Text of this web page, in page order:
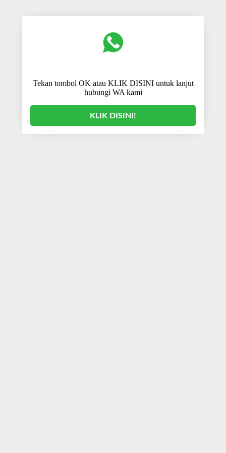
Tekan tombol OK atau KLIK DISINI untuk lanjut
hubungi WA kami
KLIK DISINI!